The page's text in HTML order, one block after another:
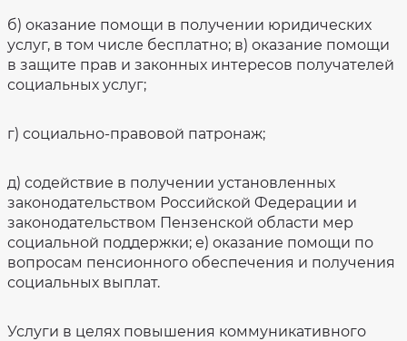
б) оказание помощи в получении юридических
услуг, в том числе бесплатно; в) оказание помощи
в защите прав и законных интересов получателей
социальных услуг;
г) социально-правовой патронаж;
д) содействие в получении установленных
законодательством Российской Федерации и
законодательством Пензенской области мер
социальной поддержки; е) оказание помощи по
вопросам пенсионного обеспечения и получения
социальных выплат.
Услуги в целях повышения коммуникативного